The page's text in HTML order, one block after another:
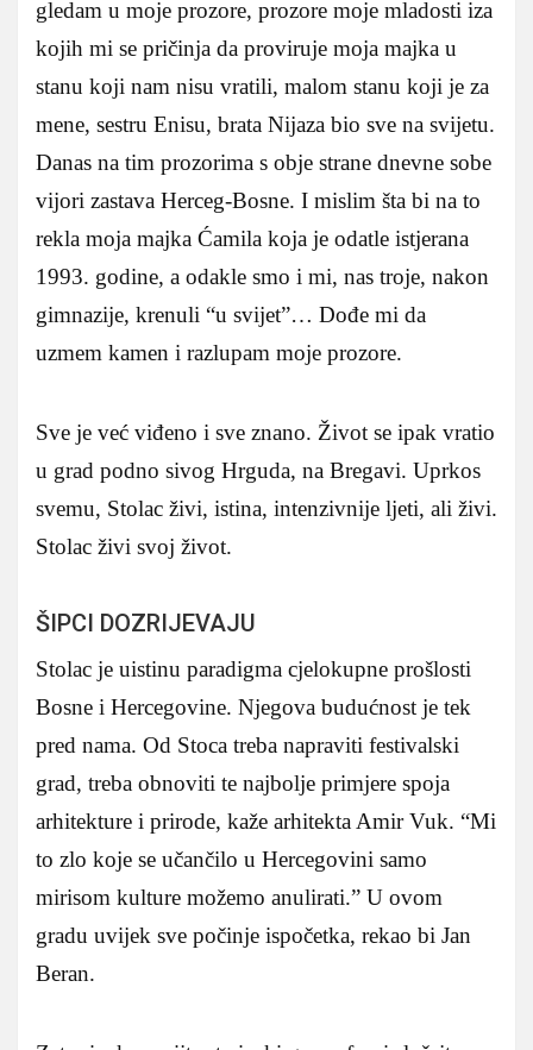
gledam u moje prozore, prozore moje mladosti iza
kojih mi se pričinja da proviruje moja majka u
stanu koji nam nisu vratili, malom stanu koji je za
mene, sestru Enisu, brata Nijaza bio sve na svijetu.
Danas na tim prozorima s obje strane dnevne sobe
vijori zastava Herceg-Bosne. I mislim šta bi na to
rekla moja majka Ćamila koja je odatle istjerana
1993. godine, a odakle smo i mi, nas troje, nakon
gimnazije, krenuli “u svijet”… Dođe mi da
uzmem kamen i razlupam moje prozore.
Sve je već viđeno i sve znano. Život se ipak vratio
u grad podno sivog Hrguda, na Bregavi. Uprkos
svemu, Stolac živi, istina, intenzivnije ljeti, ali živi.
Stolac živi svoj život.
ŠIPCI DOZRIJEVAJU
Stolac je uistinu paradigma cjelokupne prošlosti
Bosne i Hercegovine. Njegova budućnost je tek
pred nama. Od Stoca treba napraviti festivalski
grad, treba obnoviti te najbolje primjere spoja
arhitekture i prirode, kaže arhitekta Amir Vuk. “Mi
to zlo koje se učančilo u Hercegovini samo
mirisom kulture možemo anulirati.” U ovom
gradu uvijek sve počinje ispočetka, rekao bi Jan
Beran.